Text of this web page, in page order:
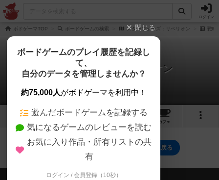
ログイン
ボドゲーマTOP ボードゲームの検索 スターウォーズ：リベリオン 戦略
スターウォーズ：リベリオン
0件の戦略やコツ
7 1 3
カフェ
スターウォーズ：リベリオンのトップに戻る
閉じる
ボードゲームのプレイ履歴を記録し
て、
自分のデータを管理しませんか？
約75,000人がボドゲーマを利用中！
遊んだボードゲームを記録する
気になるゲームのレビューを読む
お気に入り作品・所有リストの共
有
ログイン / 会員登録（10秒）